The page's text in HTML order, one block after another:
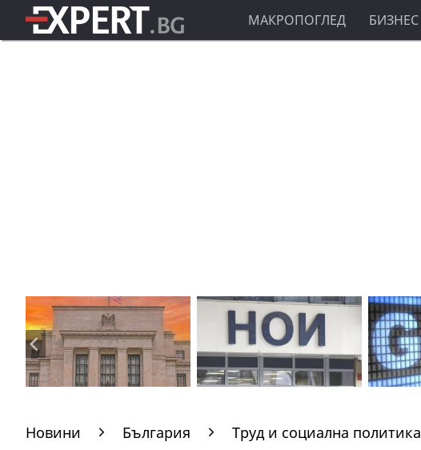
МАКРОПОГЛЕД БИЗНЕС
Новини България Труд и социална политика